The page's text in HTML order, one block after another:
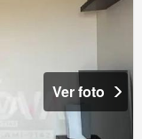
Ver foto